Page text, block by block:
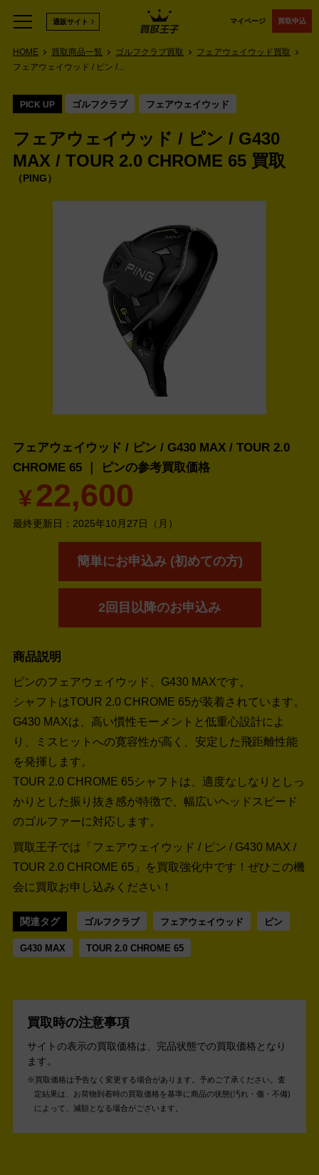
マイページ 買取申込
通販サイト
HOME 買取商品一覧 ゴルフクラブ買取
フェアウェイウッド買取
フェアウェイウッド / ピン /...
PICK UP ゴルフクラブ フェアウェイウッド
フェアウェイウッド / ピン / G430
MAX / TOUR 2.0 CHROME 65 買取
PING
フェアウェイウッド / ピン / G430 MAX / TOUR 2.0
CHROME 65 ｜ ピンの参考買取価格
¥22,600
最終更新日： 2025年10月27日（月）
簡単にお申込み (初めての方)
2回目以降のお申込み
商品説明
ピンのフェアウェイウッド、G430 MAXです。
シャフトはTOUR 2.0 CHROME 65が装着されています。
G430 MAXは、高い慣性モーメントと低重心設計によ
り、ミスヒットへの寛容性が高く、安定した飛距離性能
を発揮します。
TOUR 2.0 CHROME 65シャフトは、適度なしなりとしっ
かりとした振り抜き感が特徴で、幅広いヘッドスピード
のゴルファーに対応します。
買取王子では「フェアウェイウッド / ピン / G430 MAX /
TOUR 2.0 CHROME 65」を買取強化中です！ ぜひこの機
会に買取お申し込みください！
関連タグ ゴルフクラブ フェアウェイウッド ピン
G430 MAX TOUR 2.0 CHROME 65
買取時の注意事項
サイトの表示の買取価格は、完品状態での買取価格となり
ます。
買取価格は予告なく変更する場合があります。予めご了承ください。 査
定結果は、お荷物到着時の買取価格を基準に商品の状態(汚れ・傷・不備)
によって、減額となる場合がございます。